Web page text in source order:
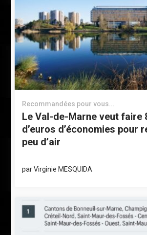
Recommandées pour vous...
Le Val-de-Marne veut faire
d’euros d’économies pour
peu d’air
parVirginie MESQUIDA